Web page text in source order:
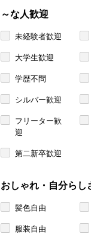
～な人歓迎
未経験者歓迎
大学生歓迎
学歴不問
シルバー歓迎
フリーター歓
迎
第二新卒歓迎
おしゃれ・自分らし
髪色自由
服装自由